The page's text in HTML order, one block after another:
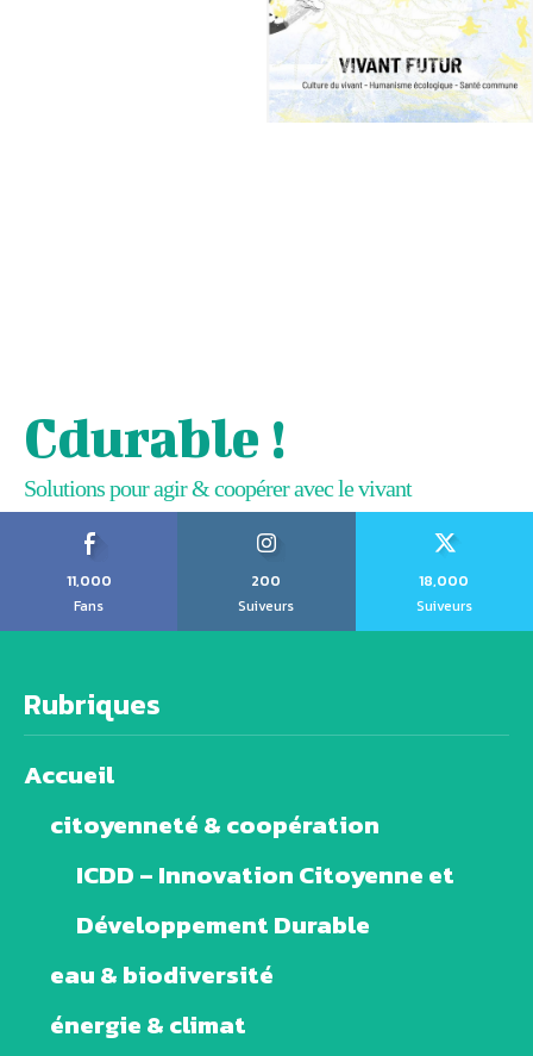
Cdurable !
Solutions pour agir & coopérer avec le vivant
11,000
Fans
200
Suiveurs
18,000
Suiveurs
Rubriques
Accueil
citoyenneté & coopération
ICDD – Innovation Citoyenne et
Développement Durable
eau & biodiversité
énergie & climat